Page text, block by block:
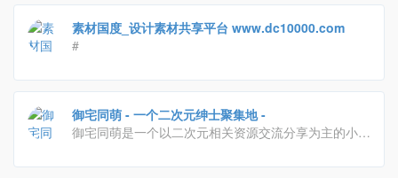
素材国度_设计素材共享平台 www.dc10000.com
#
御宅同萌 - 一个二次元绅士聚集地 -
御宅同萌是一个以二次元相关资源交流分享为主的小众
元带给彼此的快乐与感动。